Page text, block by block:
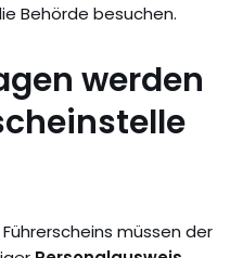
Behörde besuchen.
werden
müssen der